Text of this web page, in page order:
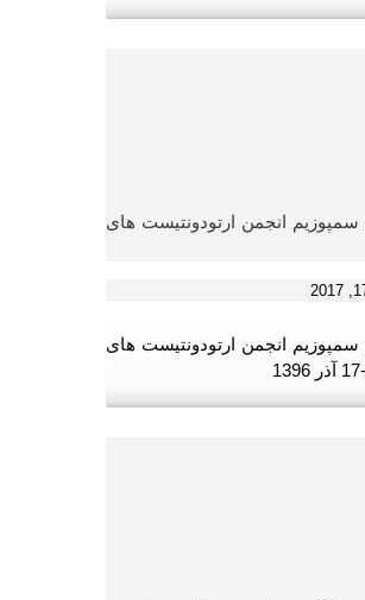
سمپوزیم انجمن ارتودونتیست های
سمپوزیم انجمن ارتودونتیست های